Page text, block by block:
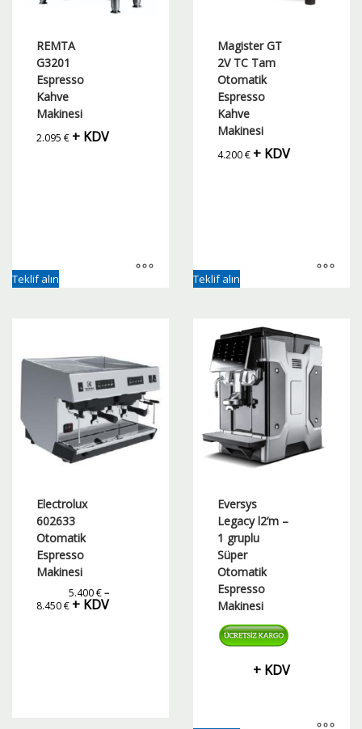
REMTA
G3201
Espresso
Kahve
Makinesi
2.095 € + KDV
Teklif alın
Magister GT
2V TC Tam
Otomatik
Espresso
Kahve
Makinesi
4.200€ + KDV
Teklif alın
Electrolux
602633
Otomatik
Espresso
Makinesi
5.400€–
8.450€Fiyat
aralığı:
+ KDV
Eversys
Legacy l2’m –
1 gruplu
Süper
Otomatik
Espresso
Makinesi
+ KDV